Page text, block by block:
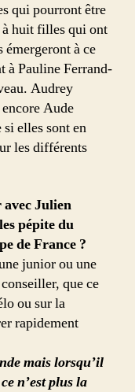
qui pourront être
à huit filles qui ont
émergeront à ce
à Pauline Ferrand-
Audrey
Aude
elles sont en
les différents
Julien
pépite du
de France ?
junior ou une
que ce
ou sur la
rapidement
mais lorsqu’il
n’est plus la